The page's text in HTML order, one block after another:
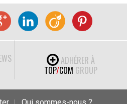
ADHÉRER À
TOP/COM GROUP